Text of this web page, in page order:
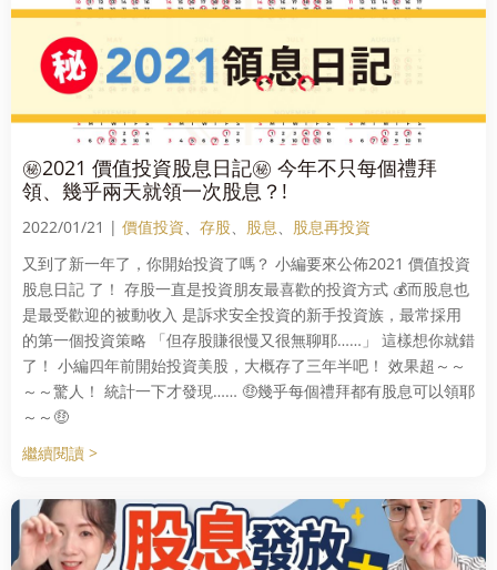
㊙2021 價值投資股息日記㊙ 今年不只每個禮拜
領、幾乎兩天就領一次股息？!
2022/01/21 | 價值投資、 存股、 股息、 股息再投資
又到了新一年了，你開始投資了嗎？ 小編要來公佈2021 價值投資
股息日記 了！ 存股一直是投資朋友最喜歡的投資方式 💰而股息也
是最受歡迎的被動收入 是訴求安全投資的新手投資族，最常採用
的第一個投資策略 「但存股賺很慢又很無聊耶……」 這樣想你就錯
了！ 小編四年前開始投資美股，大概存了三年半吧！ 效果超～～
～～驚人！ 統計一下才發現…… 🤑幾乎每個禮拜都有股息可以領耶
～～🤑
繼續閱讀 >